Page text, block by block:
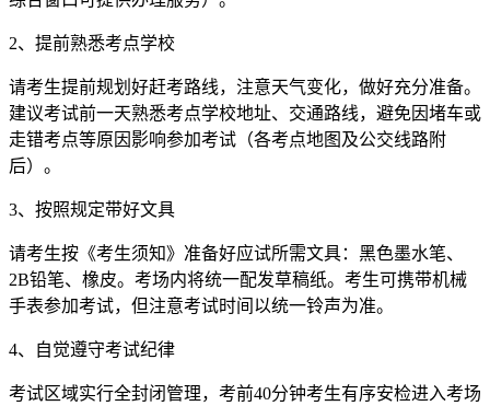
2、提前熟悉考点学校
请考生提前规划好赶考路线，注意天气变化，做好充分准备。
建议考试前一天熟悉考点学校地址、交通路线，避免因堵车或
走错考点等原因影响参加考试（各考点地图及公交线路附
后）。
3、按照规定带好文具
请考生按《考生须知》准备好应试所需文具：黑色墨水笔、
2B铅笔、橡皮。考场内将统一配发草稿纸。考生可携带机械
手表参加考试，但注意考试时间以统一铃声为准。
4、自觉遵守考试纪律
考试区域实行全封闭管理，考前40分钟考生有序安检进入考场